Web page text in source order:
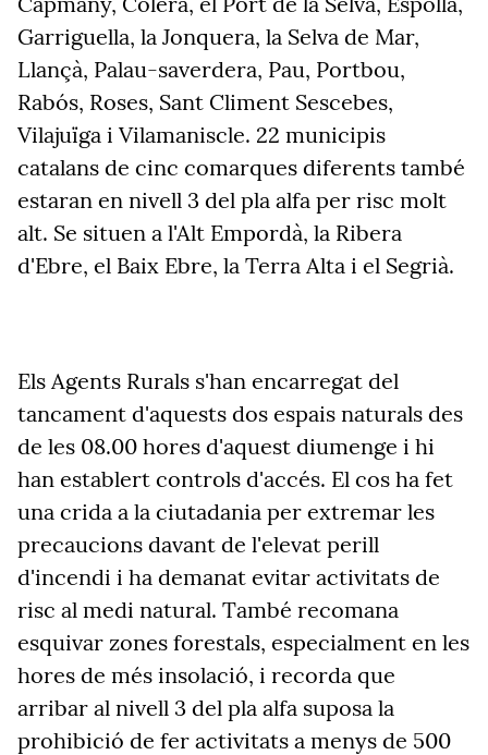
Garriguella, la Jonquera, la Selva de Mar,
Llançà, Palau-saverdera, Pau, Portbou,
Rabós, Roses, Sant Climent Sescebes,
Vilajuïga i Vilamaniscle. 22 municipis
catalans de cinc comarques diferents també
estaran en nivell 3 del pla alfa per risc molt
alt. Se situen a l'Alt Empordà, la Ribera
d'Ebre, el Baix Ebre, la Terra Alta i el Segrià.
Els Agents Rurals s'han encarregat del
tancament d'aquests dos espais naturals des
de les 08.00 hores d'aquest diumenge i hi
han establert controls d'accés. El cos ha fet
una crida a la ciutadania per extremar les
precaucions davant de l'elevat perill
d'incendi i ha demanat evitar activitats de
risc al medi natural. També recomana
esquivar zones forestals, especialment en les
hores de més insolació, i recorda que
arribar al nivell 3 del pla alfa suposa la
prohibició de fer activitats a menys de 500